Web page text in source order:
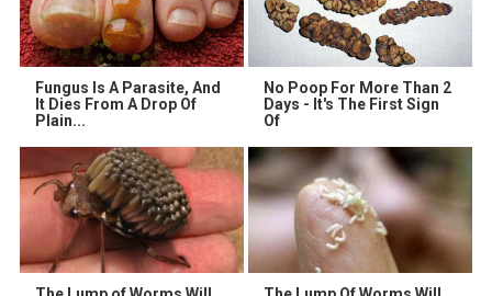
Fungus Is A Parasite, And
It Dies From A Drop Of
Plain...
No Poop For More Than 2
Days - It's The First Sign
Of